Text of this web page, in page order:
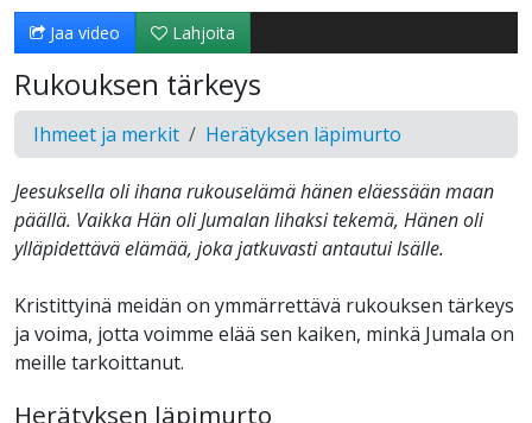
Jaa video Lahjoita
Rukouksen tärkeys
Ihmeet ja merkit Herätyksen läpimurto
Jeesuksella oli ihana rukouselämä hänen eläessään maan
päällä. Vaikka Hän oli Jumalan lihaksi tekemä, Hänen oli
ylläpidettävä elämää, joka jatkuvasti antautui Isälle.
Kristittyinä meidän on ymmärrettävä rukouksen tärkeys
ja voima, jotta voimme elää sen kaiken, minkä Jumala on
meille tarkoittanut.
Herätyksen läpimurto